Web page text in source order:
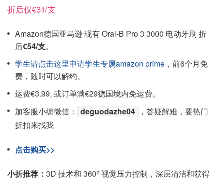
折后仅€31/支
Amazon德国亚马逊 现有 Oral-B Pro 3 3000 电动牙刷 折
后€54/支。
学生请点击这里申请学生专属amazon prime ，前6个月免
费，随时可以解约。
运费€3.99, 或订单满€29德国境内免运费。
加客服小编微信：
deguodazhe04
，答疑解难，要热门
折扣来找我
点击购买>>
小折推荐： 3D 技术和 360° 视觉压力控制，深层清洁和获得